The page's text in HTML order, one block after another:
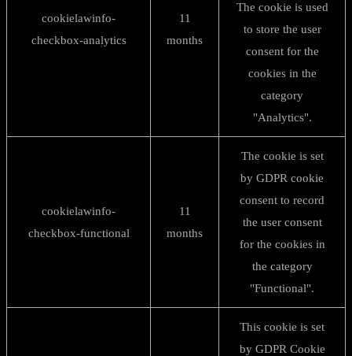
cookielawinfo-
checkbox-analytics
11
months
The cookie is used
to store the user
consent for the
cookies in the
category
"Analytics".
cookielawinfo-
checkbox-functional
11
months
The cookie is set
by GDPR cookie
consent to record
the user consent
for the cookies in
the category
"Functional".
This cookie is set
by GDPR Cookie